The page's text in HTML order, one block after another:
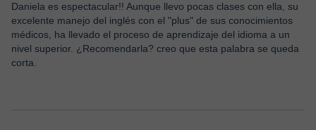
Daniela es espectacular!! Aunque llevo pocas clases con ella, su
excelente manejo del inglés con el "plus" de sus conocimientos
médicos, ha llevado el proceso de aprendizaje del idioma a un
nivel superior. ¿Recomendarla? creo que esta palabra se queda
corta.